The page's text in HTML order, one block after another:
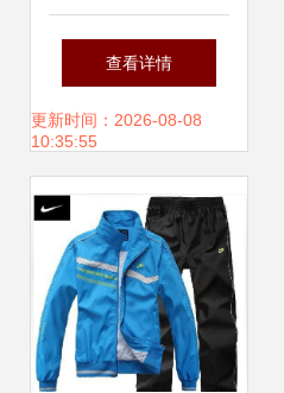
全攻略 条件、流程
与优势解析
查看详情
更新时间：2026-08-08
10:35:55